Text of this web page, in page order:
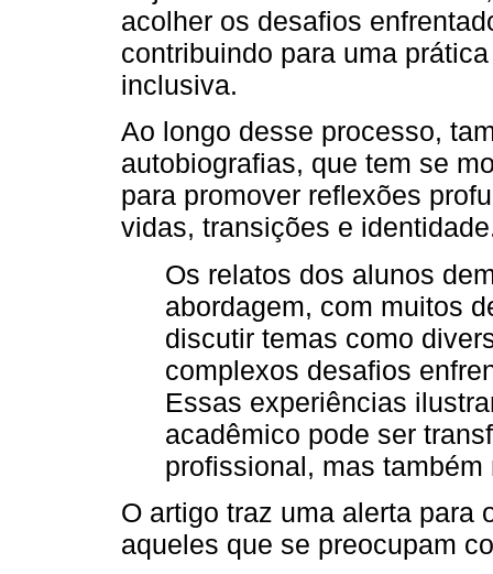
acolher os desafios
contribuindo para uma
inclusiva.
Ao longo desse processo,
autobiografias, que tem se
para promover reflexões
vidas, transições e
Os relatos dos alunos
abordagem, com muitos
discutir temas como
complexos desafios
Essas experiências
acadêmico pode ser
profissional, mas
O artigo traz uma alerta para
aqueles que se preocupam